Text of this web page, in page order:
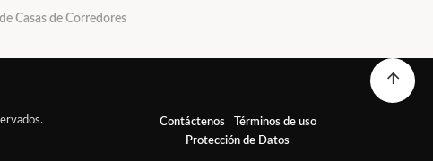
Casas de Corredores
Contáctenos
Términos de uso
Protección de Datos